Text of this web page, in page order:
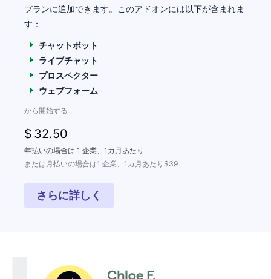
プランに追加できます。このアドオンには以下が含まれま
す：
チャットボット
ライブチャット
プロスペクター
ウェブフォーム
から開始する
$ 32.50
年払いの場合は 1 企業、1カ月あたり
または月払いの場合は1 企業、1カ月あたり$39
さらに詳しく